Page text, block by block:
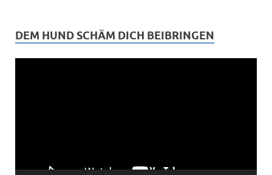
DEM HUND SCHÄM DICH BEIBRINGEN